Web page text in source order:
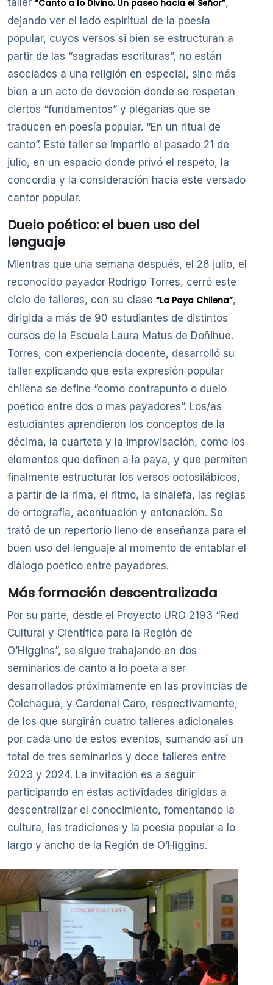
taller “Canto a lo Divino. Un paseo hacia el Señor”,
dejando ver el lado espiritual de la poesía
popular, cuyos versos si bien se estructuran a
partir de las “sagradas escrituras”, no están
asociados a una religión en especial, sino más
bien a un acto de devoción donde se respetan
ciertos “fundamentos” y plegarias que se
traducen en poesía popular. “En un ritual de
canto”. Este taller se impartió el pasado 21 de
julio, en un espacio donde privó el respeto, la
concordia y la consideración hacia este versado
cantor popular.
Duelo poético: el buen uso del
lenguaje
Mientras que una semana después, el 28 julio, el
reconocido payador Rodrigo Torres, cerró este
ciclo de talleres, con su clase “La Paya Chilena”,
dirigida a más de 90 estudiantes de distintos
cursos de la Escuela Laura Matus de Doñihue.
Torres, con experiencia docente, desarrolló su
taller explicando que esta expresión popular
chilena se define “como contrapunto o duelo
poético entre dos o más payadores”. Los/as
estudiantes aprendieron los conceptos de la
décima, la cuarteta y la improvisación, como los
elementos que definen a la paya, y que permiten
finalmente estructurar los versos octosilábicos,
a partir de la rima, el ritmo, la sinalefa, las reglas
de ortografía, acentuación y entonación. Se
trató de un repertorio lleno de enseñanza para el
buen uso del lenguaje al momento de entablar el
diálogo poético entre payadores.
Más formación descentralizada
Por su parte, desde el Proyecto URO 2193 “Red
Cultural y Científica para la Región de
O’Higgins”, se sigue trabajando en dos
seminarios de canto a lo poeta a ser
desarrollados próximamente en las provincias de
Colchagua, y Cardenal Caro, respectivamente,
de los que surgirán cuatro talleres adicionales
por cada uno de estos eventos, sumando así un
total de tres seminarios y doce talleres entre
2023 y 2024. La invitación es a seguir
participando en estas actividades dirigidas a
descentralizar el conocimiento, fomentando la
cultura, las tradiciones y la poesía popular a lo
largo y ancho de la Región de O’Higgins.